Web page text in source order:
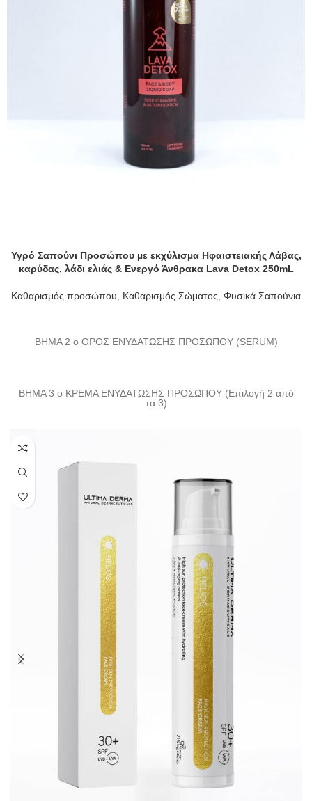
Υγρό Σαπούνι Προσώπου µε εκχύλισµα Ηφαιστειακής Λάβας,
καρύδας, λάδι ελιάς & Ενεργό Άνθρακα Lava Detox 250mL
Καθαρισμός προσώπου, Καθαρισμός Σώματος, Φυσικά Σαπούνια
ΒΗΜΑ 2 ο ΟΡΟΣ ΕΝΥΔΑΤΩΣΗΣ ΠΡΟΣΩΠΟΥ (SERUM)
ΒΗΜΑ 3 ο ΚΡΕΜΑ ΕΝΥΔΑΤΩΣΗΣ ΠΡΟΣΩΠΟΥ (Επιλογή 2 από
τα 3)